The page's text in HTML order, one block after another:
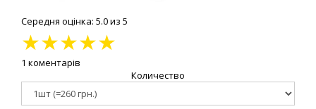
Середня оцінка: 5.0 из 5
★★★★★
1 коментарів
Количество